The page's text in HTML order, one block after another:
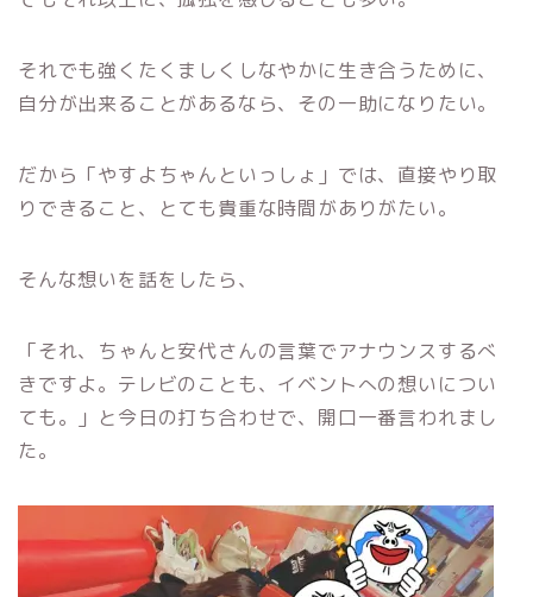
それでも強くたくましくしなやかに生き合うために、
自分が出来ることがあるなら、その一助になりたい。
だから「やすよちゃんといっしょ」では、直接やり取
りできること、とても貴重な時間がありがたい。
そんな想いを話をしたら、
「それ、ちゃんと安代さんの言葉でアナウンスするべ
きですよ。テレビのことも、イベントへの想いについ
ても。」と今日の打ち合わせで、開口一番言われまし
た。